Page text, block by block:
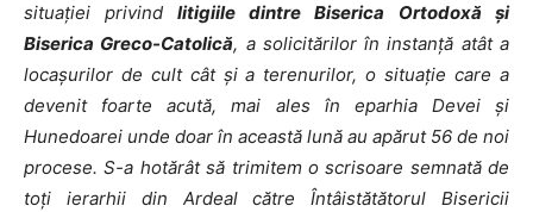
situaţiei privind litigiile dintre Biserica Ortodoxă şi
Biserica Greco-Catolică, a solicitărilor în instanţă atât a
locaşurilor de cult cât şi a terenurilor, o situaţie care a
devenit foarte acută, mai ales în eparhia Devei şi
Hunedoarei unde doar în această lună au apărut 56 de noi
procese. S-a hotărât să trimitem o scrisoare semnată de
toţi ierarhii din Ardeal către Întâistătătorul Bisericii